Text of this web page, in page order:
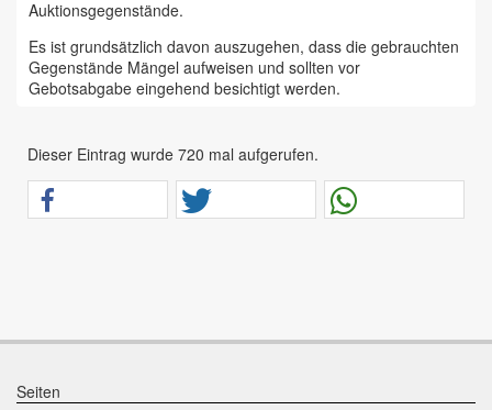
Auktionsgegenstände.
Es ist grundsätzlich davon auszugehen, dass die gebrauchten
Gegenstände Mängel aufweisen und sollten vor
Gebotsabgabe eingehend besichtigt werden.
dass sämtliche zum Verkauf stehende Artikel ungeprüft sind.
Bei allen zum Verkauf stehenden Fahrzeugen und Maschinen
ist davon auszugehen, dass diese bereits einen nicht
unerheblichen Vorschaden erlitten haben.
Wir weisen eindringlich darauf hin, dass Gebote nur
einverstanden sind und diese bedingungslos akzeptieren.
Dieser Eintrag wurde 720 mal aufgerufen.
Seiten